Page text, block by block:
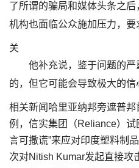
了所谓的骗局和媒体头条之
机构也面临公众施加压力，要
关
他补充说，鉴于问题的
的，但它可能会导致极大的信
相关新闻哈里亚纳邦旁遮普
例，信实集团（Reliance）试
言可撒谎”来应对印度塑料制
次对Nitish Kumar发起直接攻